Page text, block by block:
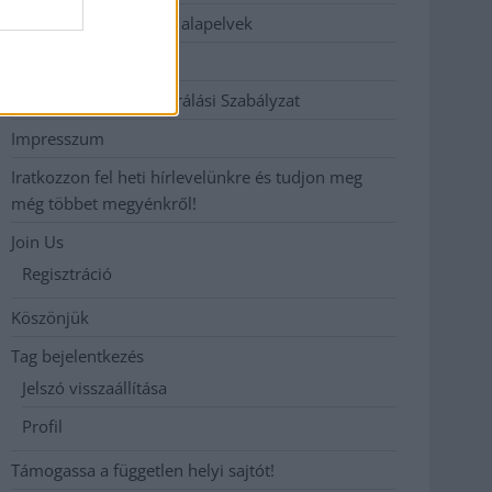
Etikai és függetlenségi alapelvek
Hozzászólási és Moderálási Szabályzat
Impresszum
Iratkozzon fel heti hírlevelünkre és tudjon meg
még többet megyénkről!
Join Us
Regisztráció
Köszönjük
Tag bejelentkezés
Jelszó visszaállítása
Profil
Támogassa a független helyi sajtót!